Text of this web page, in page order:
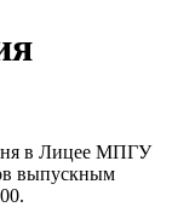
в Лицее МПГУ
выпускным